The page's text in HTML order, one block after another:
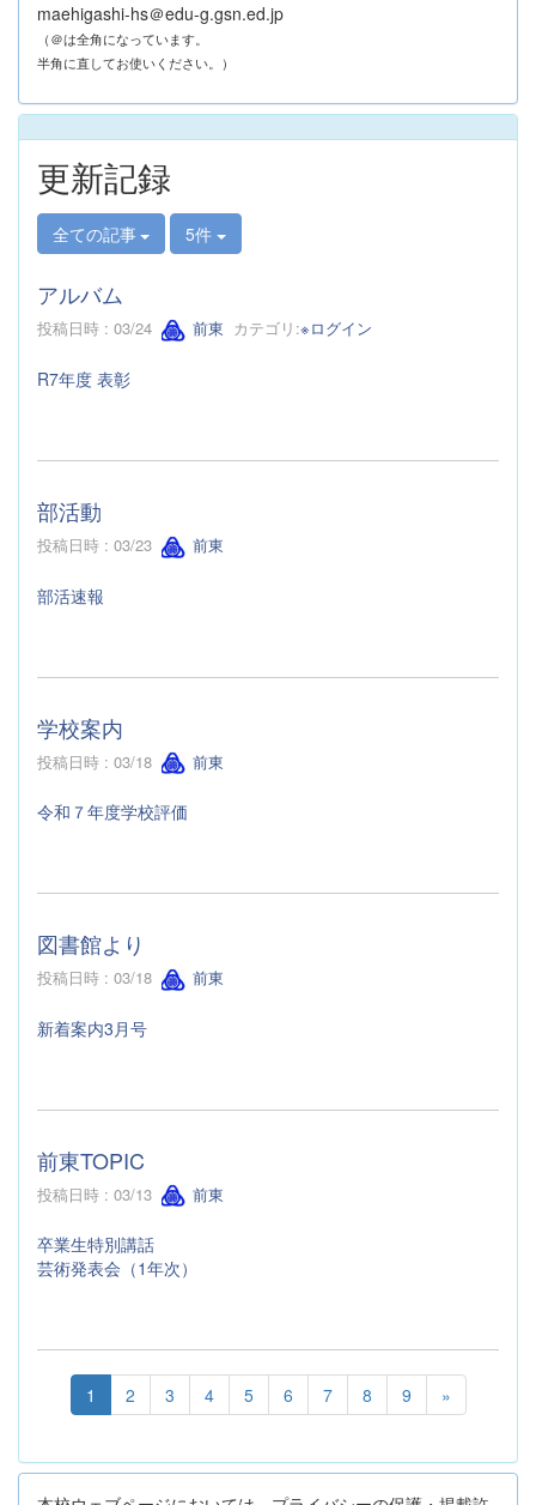
maehigashi-hs＠edu-g.gsn.ed.jp
（＠は全角になっています。
半角に直してお使いください。）
更新記録
全ての記事 5件
アルバム
投稿日時 : 03/24 前東 カテゴリ:※ログイン
R7年度 表彰
部活動
投稿日時 : 03/23 前東
部活速報
学校案内
投稿日時 : 03/18 前東
令和７年度学校評価
図書館より
投稿日時 : 03/18 前東
新着案内3月号
前東TOPIC
投稿日時 : 03/13 前東
卒業生特別講話
芸術発表会（1年次）
1 2 3 4 5 6 7 8 9 »